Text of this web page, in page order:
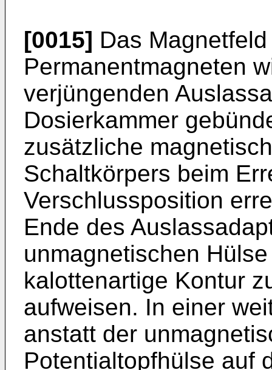
[0015] Das
Permanentmagneten
verjüngenden
Dosierkammer
zusätzliche
Schaltkörpers beim
Verschlussposition
Ende des
unmagnetischen
kalottenartige Kontur
aufweisen. In einer
anstatt der
Potentialtopfhülse auf